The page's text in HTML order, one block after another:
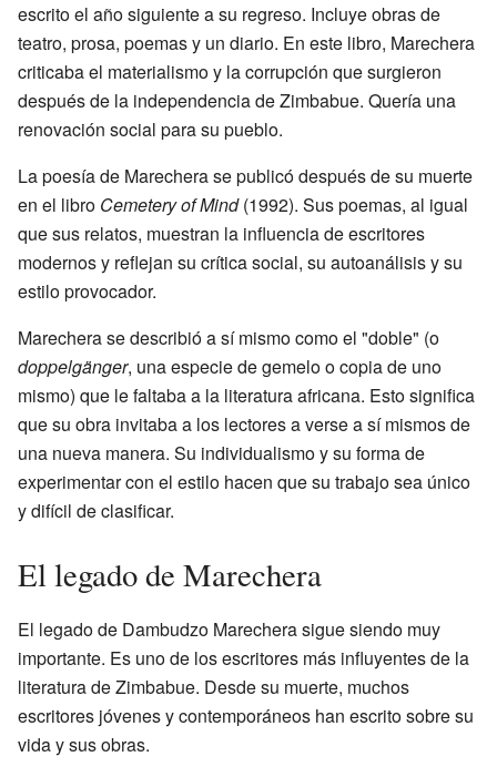
escrito el año siguiente a su regreso. Incluye obras de
teatro, prosa, poemas y un diario. En este libro, Marechera
criticaba el materialismo y la corrupción que surgieron
después de la independencia de Zimbabue. Quería una
renovación social para su pueblo.
La poesía de Marechera se publicó después de su muerte
en el libro Cemetery of Mind(1992). Sus poemas, al igual
que sus relatos, muestran la influencia de escritores
modernos y reflejan su crítica social, su autoanálisis y su
estilo provocador.
Marechera se describió a sí mismo como el "doble" (o
doppelgänger, una especie de gemelo o copia de uno
mismo) que le faltaba a la literatura africana. Esto significa
que su obra invitaba a los lectores a verse a sí mismos de
una nueva manera. Su individualismo y su forma de
experimentar con el estilo hacen que su trabajo sea único
y difícil de clasificar.
El legado de Marechera
El legado de Dambudzo Marechera sigue siendo muy
importante. Es uno de los escritores más influyentes de la
literatura de Zimbabue. Desde su muerte, muchos
escritores jóvenes y contemporáneos han escrito sobre su
vida y sus obras.